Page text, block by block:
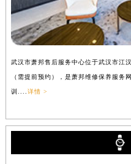
武汉市萧邦售后服务中心位于武汉市江
（需提前预约），是萧邦维修保养服务
训.... 详情 >